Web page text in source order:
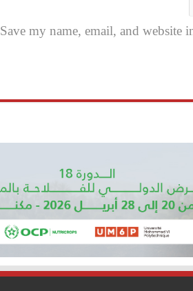
Save my name, email, and website